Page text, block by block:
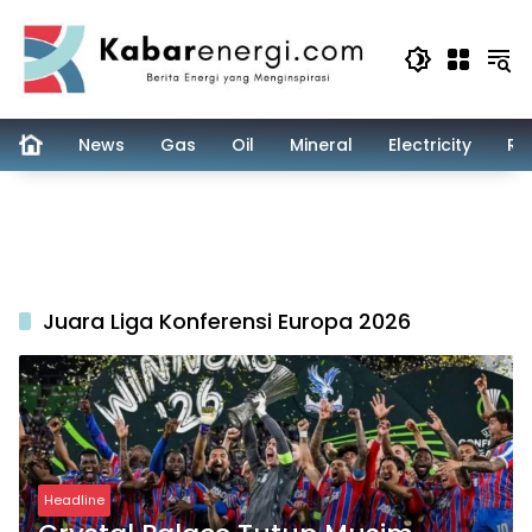
content
News Gas Oil Mineral Electricity
Juara Liga Konferensi Europa 2026
Headline